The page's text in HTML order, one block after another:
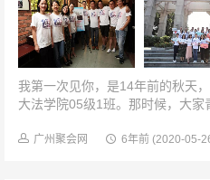
我第一次见你，是14年前的秋天
大法学院05级1班。那时候，大
我们梦开始的地方，留...
广州聚会网 6年前 (2020-05-